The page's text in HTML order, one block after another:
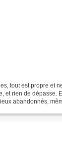
tout est propre et
et rien de dépasse.
abandonnés,